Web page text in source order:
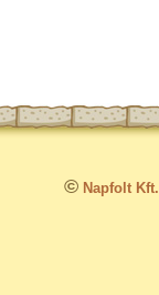
© Napfolt Kft.